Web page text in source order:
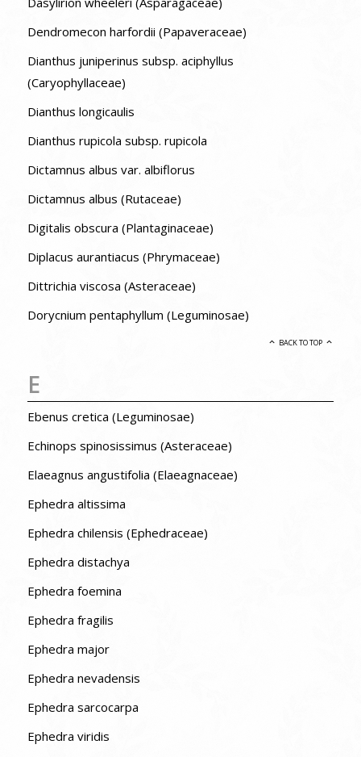
Dendromecon harfordii (Papaveraceae)
Dianthus juniperinus subsp. aciphyllus
(Caryophyllaceae)
Dianthus longicaulis
Dianthus rupicola subsp. rupicola
Dictamnus albus var. albiflorus
Dictamnus albus (Rutaceae)
Digitalis obscura (Plantaginaceae)
Diplacus aurantiacus (Phrymaceae)
Dittrichia viscosa (Asteraceae)
Dorycnium pentaphyllum (Leguminosae)
BACK TO TOP
E
Ebenus cretica (Leguminosae)
Echinops spinosissimus (Asteraceae)
Elaeagnus angustifolia (Elaeagnaceae)
Ephedra altissima
Ephedra chilensis (Ephedraceae)
Ephedra distachya
Ephedra foemina
Ephedra fragilis
Ephedra major
Ephedra nevadensis
Ephedra sarcocarpa
Ephedra viridis